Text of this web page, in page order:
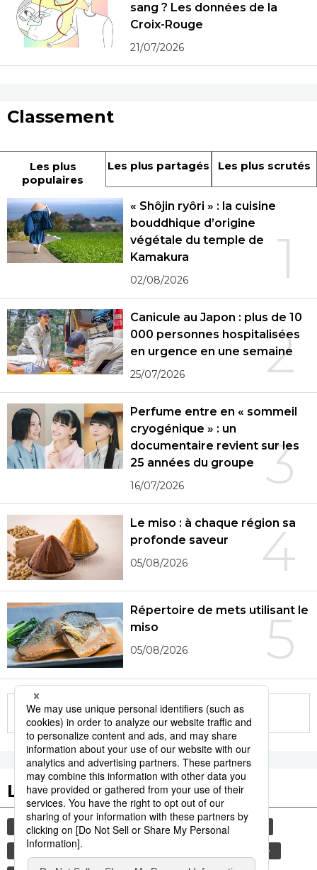
sang ? Les données de la
Croix-Rouge
21/07/2026
Classement
Les plus
populaires
Les plus partagés Les plus scrutés
1
« Shôjin ryôri » : la cuisine
bouddhique d’origine
végétale du temple de
Kamakura
02/08/2026
2
Canicule au Japon : plus de 10
000 personnes hospitalisées
en urgence en une semaine
25/07/2026
3
Perfume entre en « sommeil
cryogénique » : un
documentaire revient sur les
25 années du groupe
16/07/2026
4
Le miso : à chaque région sa
profonde saveur
05/08/2026
5
Répertoire de mets utilisant le
miso
05/08/2026
More in this series
Les tags populaires
gastronomie histoire femme
sexe
culture
shogun
vie quotidienne